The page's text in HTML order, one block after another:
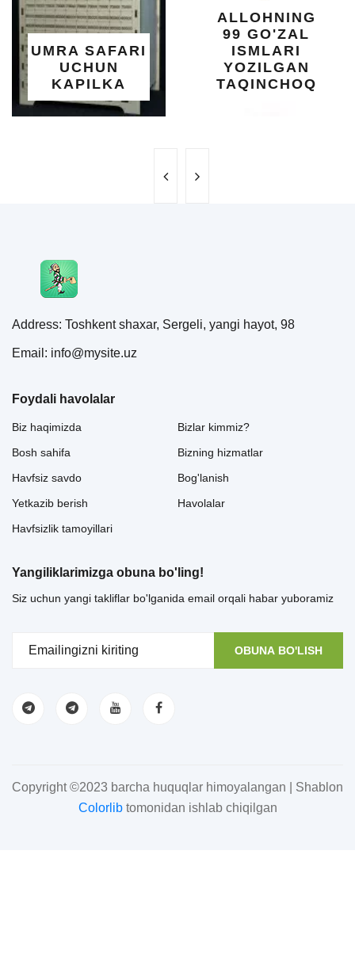
SAFARI
ALLOHNING
99 GO'ZAL
YOZILGAN
TAQINCHOQ
Address: Toshkent shaxar, Sergeli, yangi hayot, 98
Email: info@mysite.uz
Foydali havolalar
Biz haqimizda
Bosh sahifa
Havfsiz savdo
Yetkazib berish
Havfsizlik tamoyillari
Bizlar kimmiz?
Bizning hizmatlar
Bog'lanish
Havolalar
Yangiliklarimizga obuna bo'ling!
Siz uchun yangi takliflar bo'lganida email orqali habar yuboramiz
OBUNA BO'LISH
Copyright ©2023 barcha huquqlar himoyalangan | Shablon
Colorlibtomonidan ishlab chiqilgan